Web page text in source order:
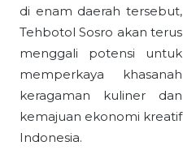
di enam daerah tersebut,
Tehbotol Sosro akan terus
menggali potensi untuk
memperkaya khasanah
keragaman kuliner dan
kemajuan ekonomi kreatif
Indonesia.